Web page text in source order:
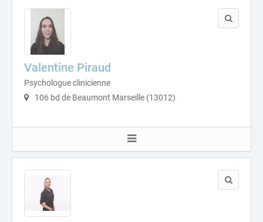
Valentine Piraud
Psychologue clinicienne
106 bd de Beaumont Marseille (13012)